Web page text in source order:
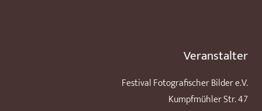
Veranstalter
Festival Fotografischer Bilder e.V.
Kumpfmühler Str. 47